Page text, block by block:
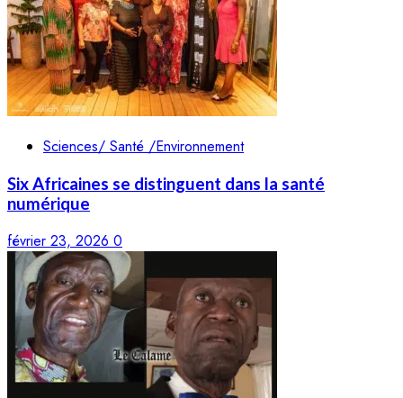
Sciences/ Santé /Environnement
Six Africaines se distinguent dans la santé
numérique
février 23, 2026 0